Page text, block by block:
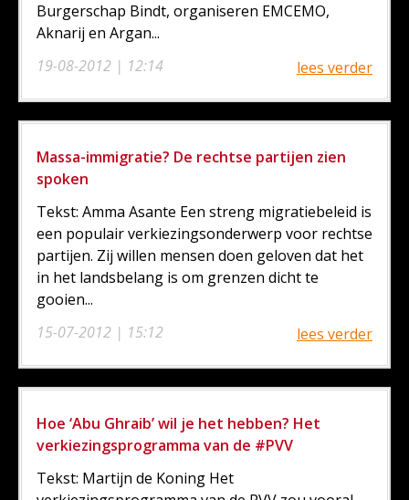
19-08-2012 | 12:14
Burgerschap Bindt, organiseren EMCEMO,
Aknarij en Argan...
lees verder
Massa-immigratie? De rechtse partijen zien
spoken
15-07-2012 | 15:12
Tekst: Amma Asante Een streng migratiebeleid is
een populair verkiezingsonderwerp voor rechtse
partijen. Zij willen mensen doen geloven dat het
in het landsbelang is om grenzen dicht te
gooien...
lees verder
Hoe ‘Abu Ghraib’ wil je het hebben? Het
verkiezingsprogramma van de #PVV
Tekst: Martijn de Koning Het